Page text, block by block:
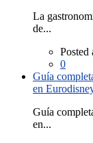
La
de...
Posted
0
Guía
en
Guía
en...